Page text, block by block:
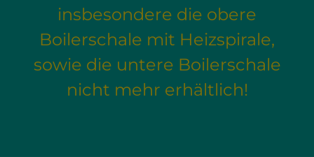
insbesondere die obere
Boilerschale mit Heizspirale,
sowie die untere Boilerschale
nicht mehr erhältlich!